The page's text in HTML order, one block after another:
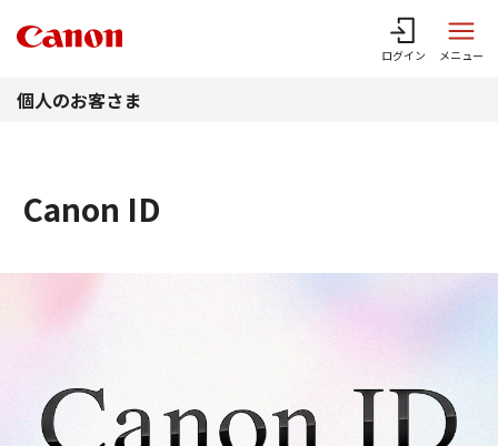
ログイン メニュー
個人のお客さま
Canon ID